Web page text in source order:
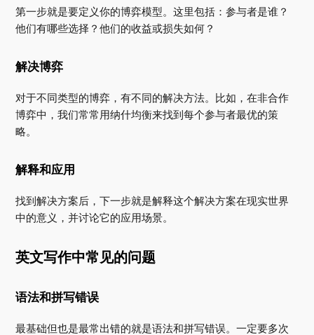
第一步就是要定义你的博弈模型。这里包括：参与者是谁？
他们有哪些选择？他们的收益或损失如何？
解决博弈
对于不同类型的博弈，有不同的解决方法。比如，在非合作
博弈中，我们常常用纳什均衡来找到每个参与者最优的策
略。
解释和应用
找到解决方案后，下一步就是解释这个解决方案在现实世界
中的意义，并讨论它的应用场景。
英文写作中常见的问题
语法和拼写错误
最基础但也是最常出错的就是语法和拼写错误。一定要多次